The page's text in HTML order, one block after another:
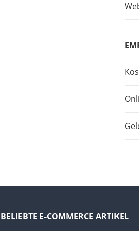
BELIEBTE E-COMMERCE ARTIKEL